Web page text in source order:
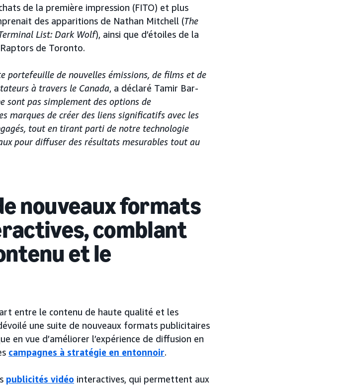
de la première impression (FITO) et plus
des apparitions de Nathan Mitchell (The
List: Dark Wolf), ainsi que d’étoiles de la
de Toronto.
portefeuille de nouvelles émissions, de films et de
à travers le Canada, a déclaré Tamir Bar-
sont pas simplement des options de
marques de créer des liens significatifs avec les
tout en tirant parti de notre technologie
pour diffuser des résultats mesurables tout au
nouveaux formats
comblant
et le
entre le contenu de haute qualité et les
une suite de nouveaux formats publicitaires
en vue d’améliorer l’expérience de diffusion en
campagnes à stratégie en entonnoir.
publicités vidéo interactives, qui permettent aux